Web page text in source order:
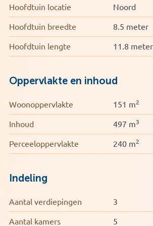
Hoofdtuin locatie Noord
Hoofdtuin breedte 8.5 meter
Hoofdtuin lengte 11.8 meter
Oppervlakte en inhoud
Woonoppervlakte 151 m2
Inhoud 497 m3
Perceeloppervlakte 240 m2
Indeling
Aantal verdiepingen 3
Aantal kamers 5